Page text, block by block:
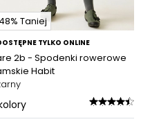
Taniej
TYLKO ONLINE
2b - Spodenki rowerowe
Habit